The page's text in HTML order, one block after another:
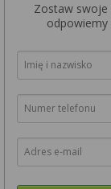
Zostaw swoje
odpowiemy